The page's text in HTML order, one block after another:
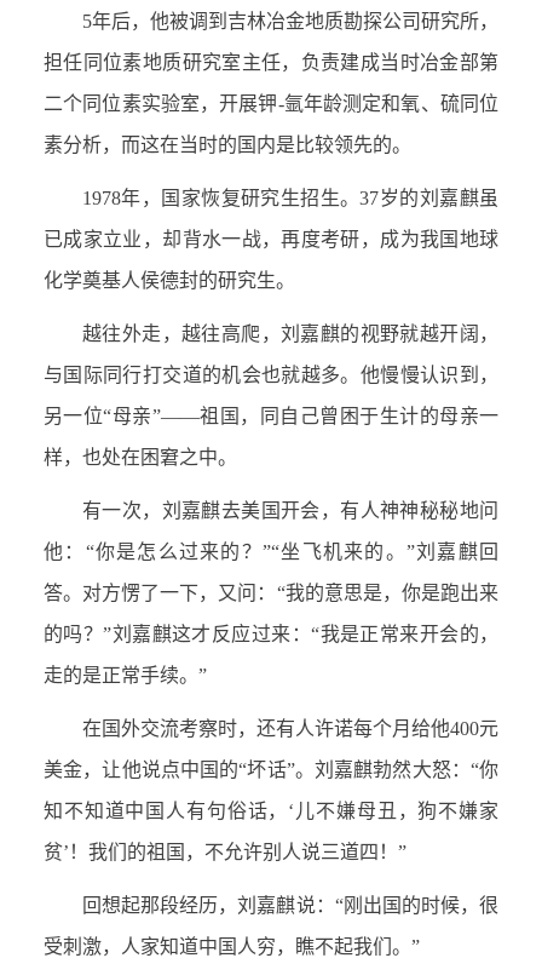
5年后，他被调到吉林冶金地质勘探公司研究所，
担任同位素地质研究室主任，负责建成当时冶金部第
二个同位素实验室，开展钾-氩年龄测定和氧、硫同位
素分析，而这在当时的国内是比较领先的。
1978年，国家恢复研究生招生。37岁的刘嘉麒虽
已成家立业，却背水一战，再度考研，成为我国地球
化学奠基人侯德封的研究生。
越往外走，越往高爬，刘嘉麒的视野就越开阔，
与国际同行打交道的机会也就越多。他慢慢认识到，
另一位“母亲”——祖国，同自己曾困于生计的母亲一
样，也处在困窘之中。
有一次，刘嘉麒去美国开会，有人神神秘秘地问
他：“你是怎么过来的？”“坐飞机来的。”刘嘉麒回
答。对方愣了一下，又问：“我的意思是，你是跑出来
的吗？”刘嘉麒这才反应过来：“我是正常来开会的，
走的是正常手续。”
在国外交流考察时，还有人许诺每个月给他400元
美金，让他说点中国的“坏话”。刘嘉麒勃然大怒：“你
知不知道中国人有句俗话，‘儿不嫌母丑，狗不嫌家
贫’！我们的祖国，不允许别人说三道四！”
回想起那段经历，刘嘉麒说：“刚出国的时候，很
受刺激，人家知道中国人穷，瞧不起我们。”